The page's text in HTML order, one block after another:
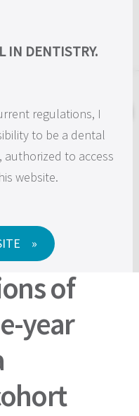
JDIcon
in
of
year
IN DENTISTRY.
regulations, I
to be a dental
to access
website.